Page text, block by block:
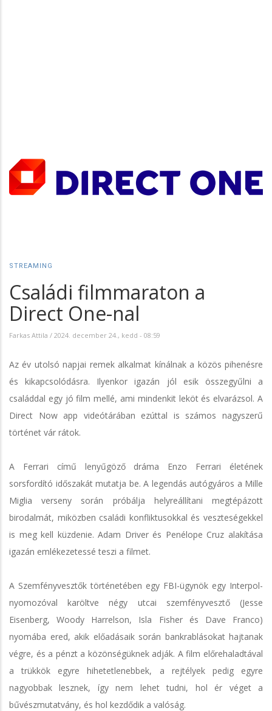
STREAMING
Családi filmmaraton a
Direct One-nal
Farkas Attila / 2024. december 24., kedd - 08:59
Az év utolsó napjai remek alkalmat kínálnak a közös pihenésre
és kikapcsolódásra. Ilyenkor igazán jól esik összegyűlni a
családdal egy jó film mellé, ami mindenkit leköt és elvarázsol. A
Direct Now app videótárában ezúttal is számos nagyszerű
történet vár rátok.
A Ferrari című lenyűgöző dráma Enzo Ferrari életének
sorsfordító időszakát mutatja be. A legendás autógyáros a Mille
Miglia verseny során próbálja helyreállítani megtépázott
birodalmát, miközben családi konfliktusokkal és veszteségekkel
is meg kell küzdenie. Adam Driver és Penélope Cruz alakítása
igazán emlékezetessé teszi a filmet.
A Szemfényvesztők történetében egy FBI-ügynök egy Interpol-
nyomozóval karöltve négy utcai szemfényvesztő (Jesse
Eisenberg, Woody Harrelson, Isla Fisher és Dave Franco)
nyomába ered, akik előadásaik során bankrablásokat hajtanak
végre, és a pénzt a közönségüknek adják. A film előrehaladtával
a trükkök egyre hihetetlenebbek, a rejtélyek pedig egyre
nagyobbak lesznek, így nem lehet tudni, hol ér véget a
bűvészmutatvány, és hol kezdődik a valóság.